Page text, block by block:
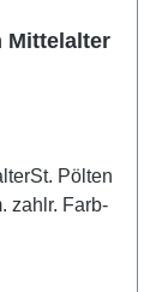
Mittelalter
Pölten
zahlr. Farb-